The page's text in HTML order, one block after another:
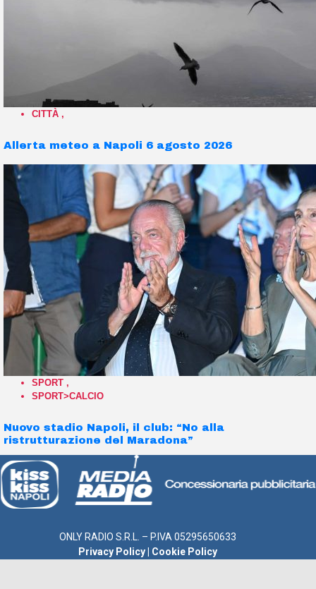
CITTÀ ,
Allerta meteo a Napoli 6 agosto 2026
SPORT ,
SPORT>CALCIO
Nuovo stadio Napoli, il club: “No alla
ristrutturazione del Maradona”
ONLY RADIO S.R.L. – P.IVA 05295650633
Privacy Policy
Cookie Policy